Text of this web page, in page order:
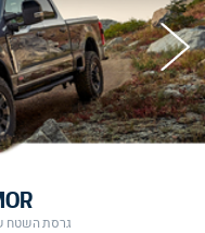
גרסת השטח